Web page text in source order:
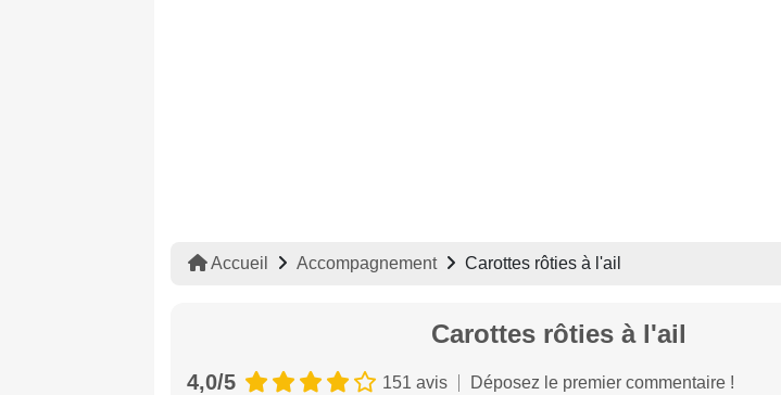
Accueil Accompagnement Carottes rôties à l'ail
Carottes rôties à l'ail
4,0/5 151 avis Déposez le premier commentaire !